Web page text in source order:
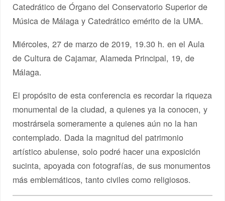
Catedrático de Órgano del Conservatorio Superior de
Música de Málaga y Catedrático emérito de la UMA.
Miércoles, 27 de marzo de 2019, 19.30 h. en el Aula
de Cultura de Cajamar, Alameda Principal, 19, de
Málaga.
El propósito de esta conferencia es recordar la riqueza
monumental de la ciudad, a quienes ya la conocen, y
mostrársela someramente a quienes aún no la han
contemplado. Dada la magnitud del patrimonio
artístico abulense, solo podré hacer una exposición
sucinta, apoyada con fotografías, de sus monumentos
más emblemáticos, tanto civiles como religiosos.